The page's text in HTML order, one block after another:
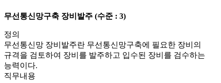
무선통신망구축 장비발주 (수준 : 3)
정의
무선통신망 장비발주란 무선통신망구축에 필요한 장비의
규격을 검토하여 장비를 발주하고 입수된 장비를 검수하는
능력이다.
직무내용